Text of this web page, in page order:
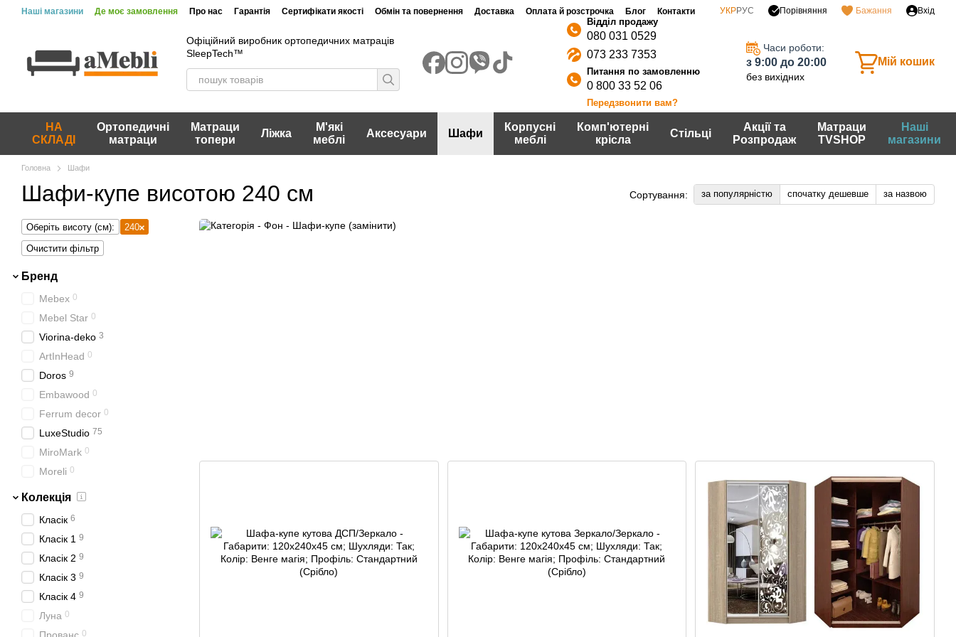
Перейти до основного контенту
Наші магазини Де моє замовлення Про нас Гарантія Сертифікати якості Обмін та повернення Доставка Оплата й розстрочка Блог
Контакти
УКРРУС Порівняння Бажання Вхід
Офіційний виробник ортопедичних матраців
SleepTech™
080 031 0529
073 233 7353
0 800 33 52 06
Передзвонити вам?
Часи роботи:
з 9:00 до 20:00
без вихідних
Мій кошик
НА
СКЛАДІ
Ортопедичні
матраци
Матраци
топери
Ліжка
М'які
меблі
Аксесуари Шафи
Корпусні
меблі
Комп'ютерні
крісла
Стільці
Акції та
Розпродаж
Матраци
TVSHOP
Наші
магазини
Головна Шафи
Шафи-купе висотою 240 см Сортування: за популярністю спочатку дешевше за назвою
Оберіть висоту (см):
240
Очистити фільтр
Бренд
Mebex 0
Mebel Star 0
Viorina-deko 3
ArtInHead 0
Doros 9
Embawood 0
Ferrum decor 0
LuxeStudio 75
MiroMark 0
Moreli 0
Колекція
Класік 6
Класік 1 9
Класік 2 9
Класік 3 9
Класік 4 9
Луна 0
0